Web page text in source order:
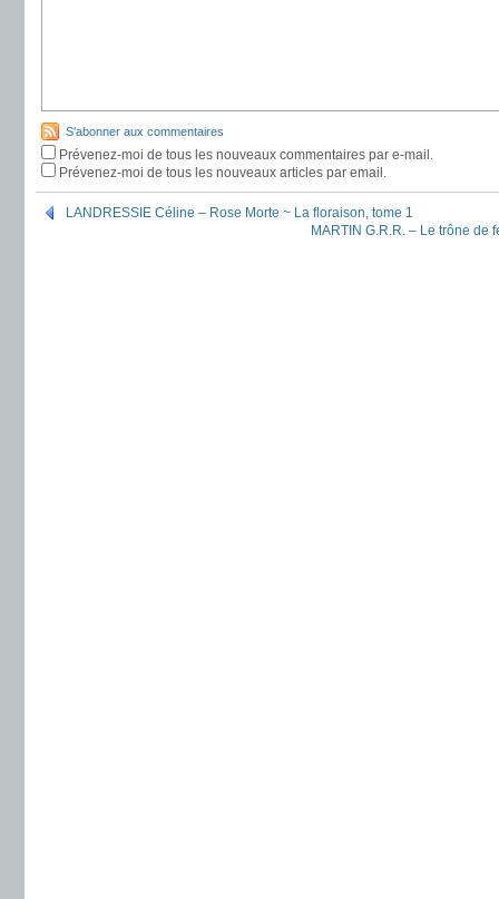
S'abonner aux commentaires
Prévenez-moi de tous les nouveaux commentaires par e-mail.
Prévenez-moi de tous les nouveaux articles par email.
LANDRESSIE Céline – Rose Morte ~ La floraison, tome 1
MARTIN G.R.R. – Le trône de